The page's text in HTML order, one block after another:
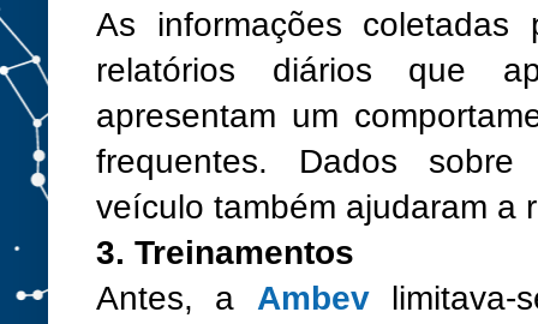
As informações coletadas
relatórios diários que
apresentam um
frequentes. Dados
veículo também ajudaram a
3. Treinamentos
Antes, a Ambevlimitava-